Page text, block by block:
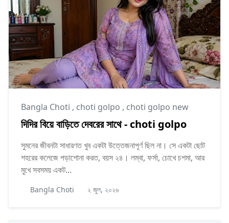
Bangla Choti , choti golpo , choti golpo new
দিদির বিয়ে বাড়িতে দেবরের সাথে - choti golpo
সুমনের জীবনটা সাধারণত খুব একটা উত্তেজনাপূর্ণ ছিল না। সে একটা ছোট
শহরের কলেজে পড়াশোনা করত, বয়স ২৪। লম্বা, ফর্সা, চোখে চশমা, আর
মুখে সবসময় একট...
Bangla Choti ২ জুল, ২০২৬